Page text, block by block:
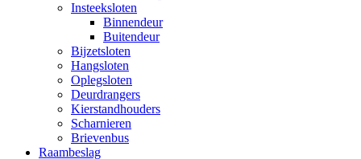
Insteeksloten
Binnendeur
Buitendeur
Bijzetsloten
Hangsloten
Oplegsloten
Deurdrangers
Kierstandhouders
Scharnieren
Brievenbus
Raambeslag